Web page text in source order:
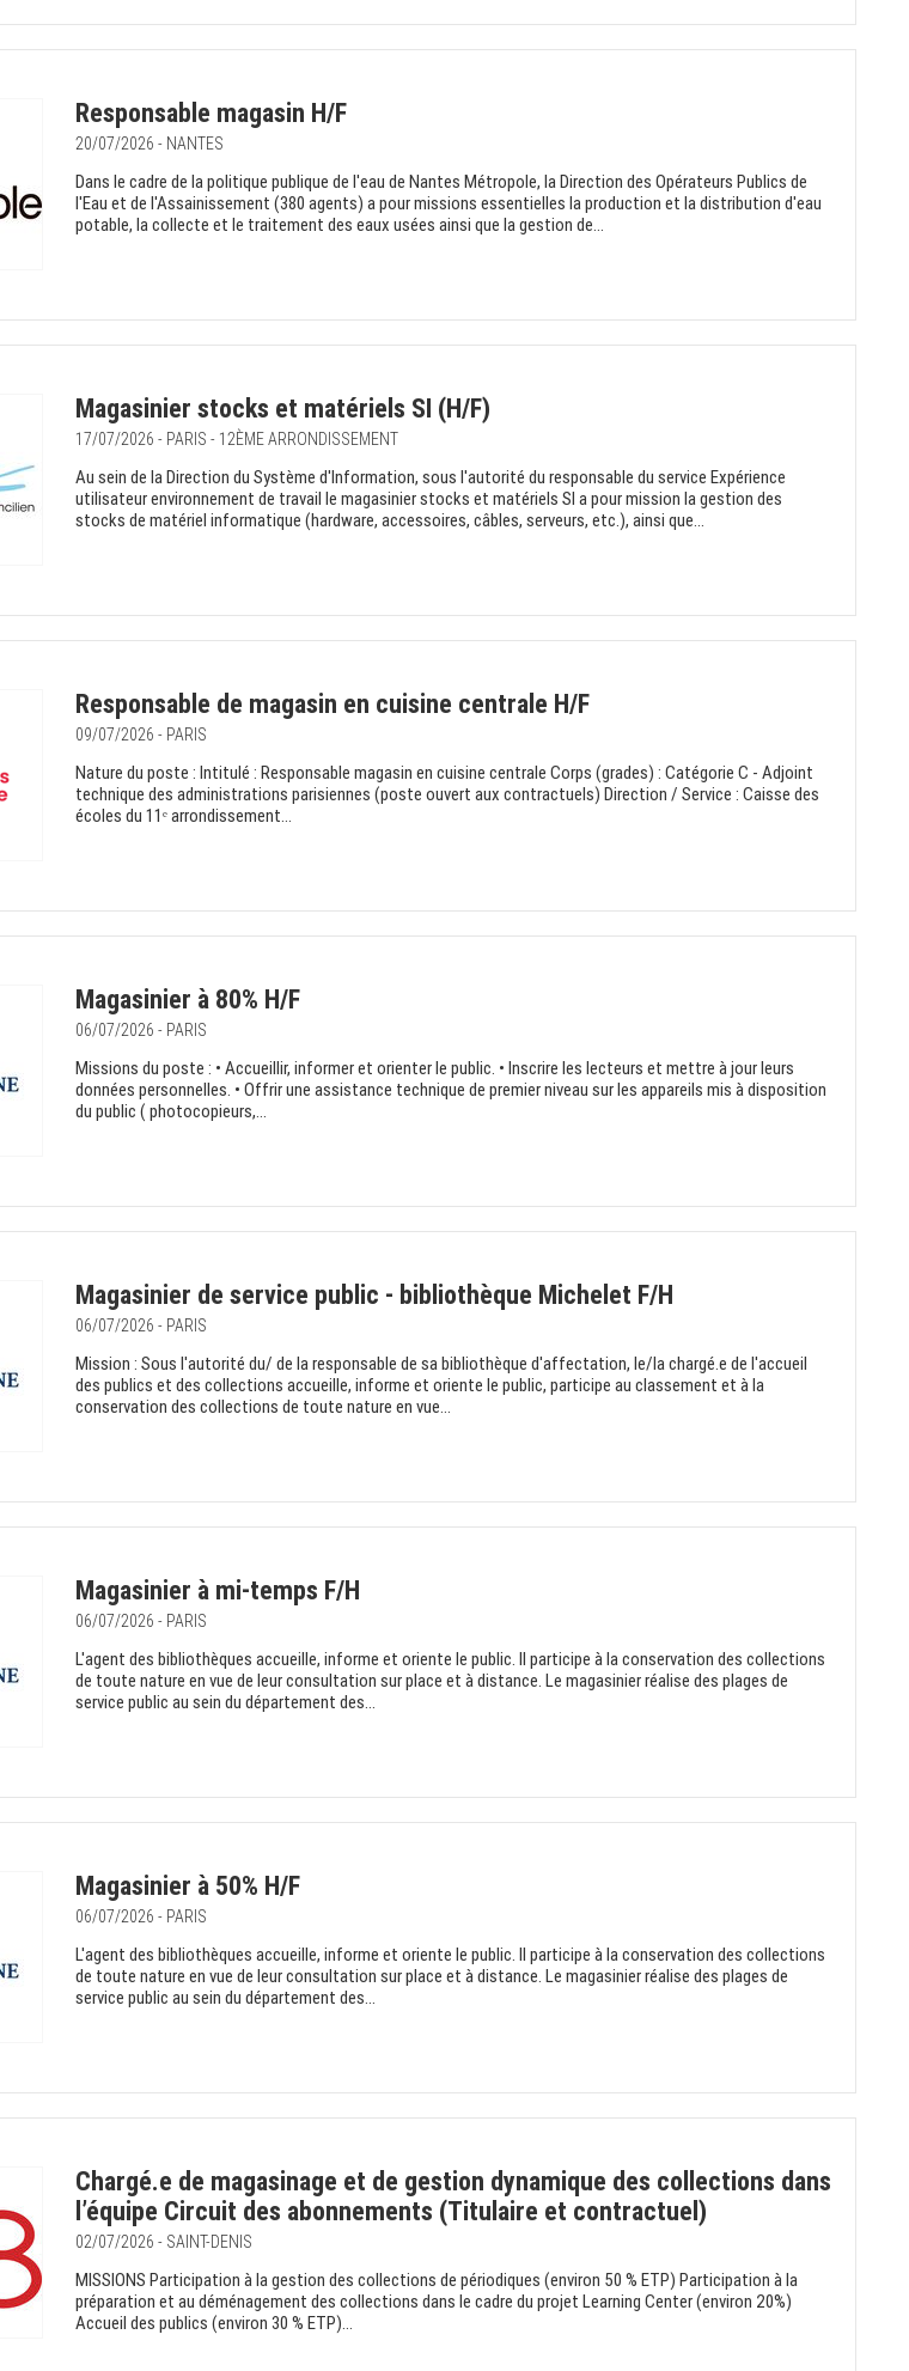
Responsable magasin H/F
20/07/2026 - NANTES
Dans le cadre de la politique publique de l'eau de Nantes Métropole, la Direction des Opérateurs Publics de
l'Eau et de l'Assainissement (380 agents) a pour missions essentielles la production et la distribution d'eau
potable, la collecte et le traitement des eaux usées ainsi que la gestion de...
Magasinier stocks et matériels SI (H/F)
17/07/2026 - PARIS - 12ÈME ARRONDISSEMENT
Au sein de la Direction du Système d'Information, sous l'autorité du responsable du service Expérience
utilisateur environnement de travail le magasinier stocks et matériels SI a pour mission la gestion des
stocks de matériel informatique (hardware, accessoires, câbles, serveurs, etc.), ainsi que...
Responsable de magasin en cuisine centrale H/F
09/07/2026 - PARIS
Nature du poste : Intitulé : Responsable magasin en cuisine centrale Corps (grades) : Catégorie C - Adjoint
technique des administrations parisiennes (poste ouvert aux contractuels) Direction / Service : Caisse des
écoles du 11ᵉ arrondissement...
Magasinier à 80% H/F
06/07/2026 - PARIS
Missions du poste : • Accueillir, informer et orienter le public. • Inscrire les lecteurs et mettre à jour leurs
données personnelles. • Offrir une assistance technique de premier niveau sur les appareils mis à disposition
du public ( photocopieurs,...
Magasinier de service public - bibliothèque Michelet F/H
06/07/2026 - PARIS
Mission : Sous l'autorité du/ de la responsable de sa bibliothèque d'affectation, le/la chargé.e de l'accueil
des publics et des collections accueille, informe et oriente le public, participe au classement et à la
conservation des collections de toute nature en vue...
Magasinier à mi-temps F/H
06/07/2026 - PARIS
L'agent des bibliothèques accueille, informe et oriente le public. Il participe à la conservation des collections
de toute nature en vue de leur consultation sur place et à distance. Le magasinier réalise des plages de
service public au sein du département des...
Magasinier à 50% H/F
06/07/2026 - PARIS
L'agent des bibliothèques accueille, informe et oriente le public. Il participe à la conservation des collections
de toute nature en vue de leur consultation sur place et à distance. Le magasinier réalise des plages de
service public au sein du département des...
Chargé.e de magasinage et de gestion dynamique des collections dans
l’équipe Circuit des abonnements (Titulaire et contractuel)
02/07/2026 - SAINT-DENIS
MISSIONS Participation à la gestion des collections de périodiques (environ 50 % ETP) Participation à la
préparation et au déménagement des collections dans le cadre du projet Learning Center (environ 20%)
Accueil des publics (environ 30 % ETP)...